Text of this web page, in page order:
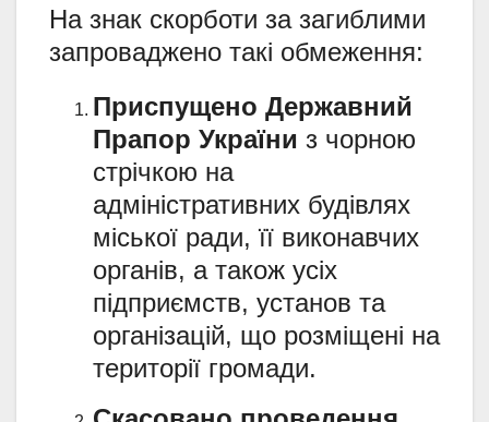
На знак скорботи за загиблими
запроваджено такі обмеження:
Приспущено Державний
Прапор України з чорною
стрічкою на
адміністративних будівлях
міської ради, її виконавчих
органів, а також усіх
підприємств, установ та
організацій, що розміщені на
території громади.